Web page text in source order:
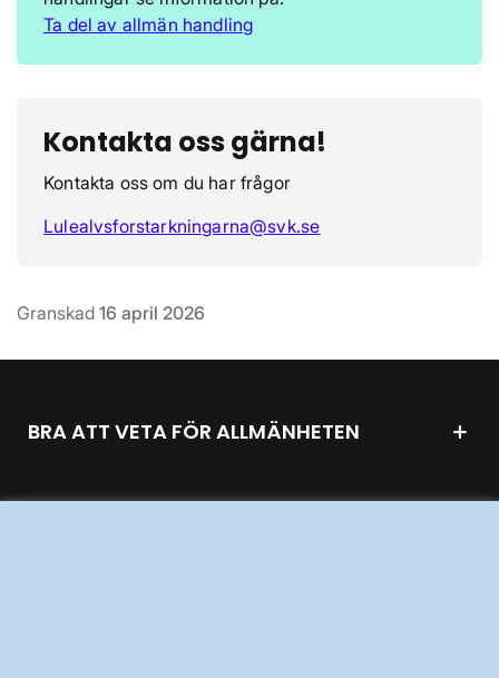
Ta del av allmän handling
Kontakta oss gärna!
Kontakta oss om du har frågor
Lulealvsforstarkningarna@svk.se
Granskad 16 april 2026
BRA ATT VETA FÖR ALLMÄNHETEN
OM KRAFTSYSTEMET